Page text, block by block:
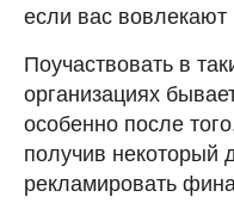
если вас
Поучаствовать в
организациях
особенно после
получив некоторый
рекламировать